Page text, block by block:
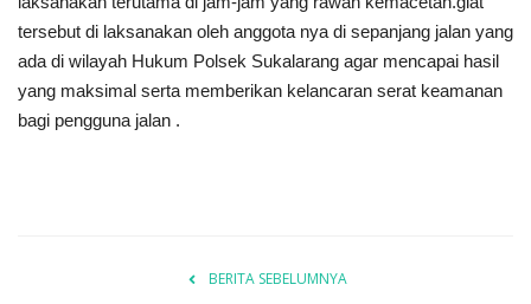
tersebut di laksanakan oleh anggota nya di sepanjang jalan yang
ada di wilayah Hukum Polsek Sukalarang agar mencapai hasil
yang maksimal serta memberikan kelancaran serat keamanan
bagi pengguna jalan .
BERITA SEBELUMNYA